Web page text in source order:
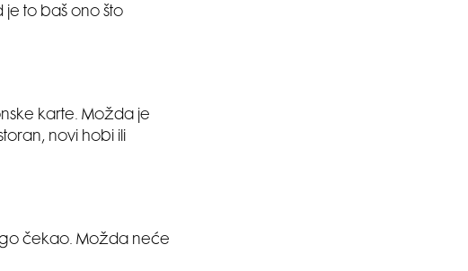
je to baš ono što
karte. Možda je
novi hobi ili
čekao. Možda neće